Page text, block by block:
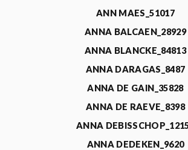
ANN MAES_51017
ANNA BALCAEN_28929
ANNA BLANCKE_84813
ANNA DARAGAS_8487
ANNA DE GAIN_35828
ANNA DE RAEVE_8398
ANNA
ANNA DEDEKEN_9620